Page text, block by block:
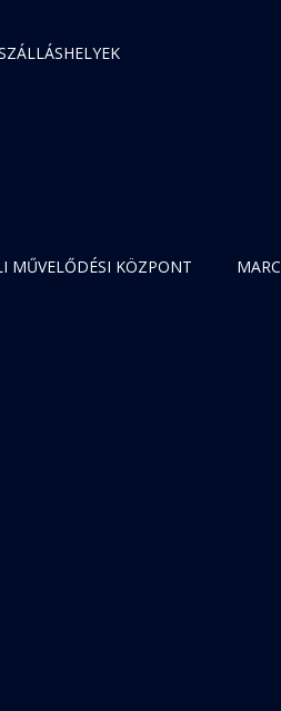
MŰVELŐDÉSI KÖZPONT